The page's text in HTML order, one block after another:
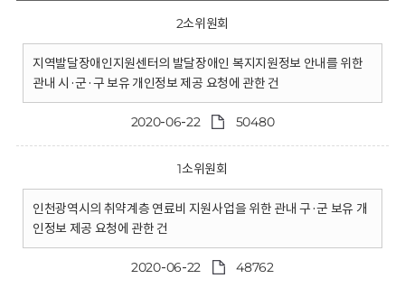
2소위원회
지역발달장애인지원센터의 발달장애인 복지지원정보 안내를 위한
관내 시·군·구 보유 개인정보 제공 요청에 관한 건
2020-06-22 50480
1소위원회
인천광역시의 취약계층 연료비 지원사업을 위한 관내 구·군 보유 개
인정보 제공 요청에 관한 건
2020-06-22 48762